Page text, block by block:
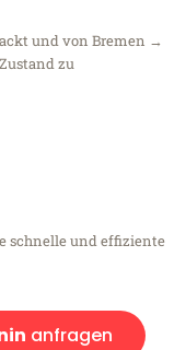
und von Bremen →
zu
schnelle und effiziente
anfragen